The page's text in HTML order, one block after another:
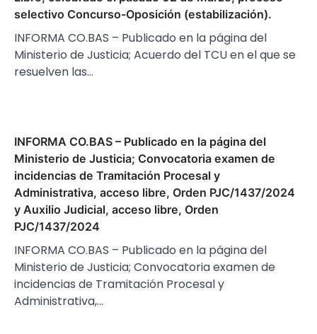
selectivo Concurso-Oposición (estabilización).
INFORMA CO.BAS – Publicado en la página del
Ministerio de Justicia; Acuerdo del TCU en el que se
resuelven las…
INFORMA CO.BAS – Publicado en la página del
Ministerio de Justicia; Convocatoria examen de
incidencias de Tramitación Procesal y
Administrativa, acceso libre, Orden PJC/1437/2024
y Auxilio Judicial, acceso libre, Orden
PJC/1437/2024
INFORMA CO.BAS – Publicado en la página del
Ministerio de Justicia; Convocatoria examen de
incidencias de Tramitación Procesal y
Administrativa,…